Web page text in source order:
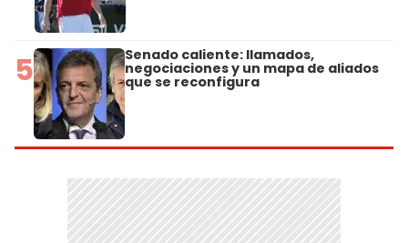
5 Senado caliente: llamados,
negociaciones y un mapa de aliados
que se reconfigura